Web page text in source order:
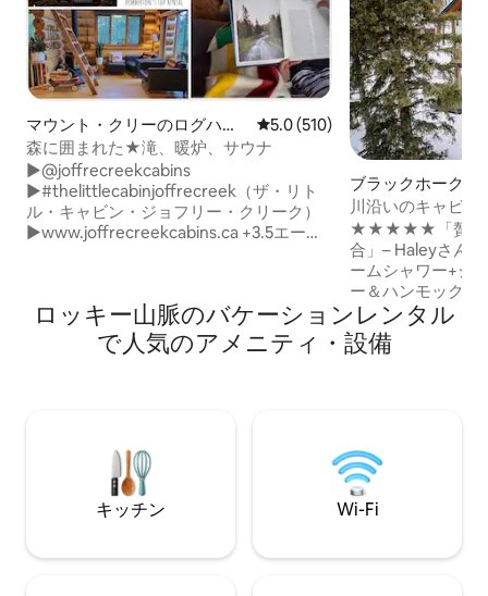
マウント・クリーのログハウ
ス
レビュー510件、5つ星中5.0つ
5.0 (510)
森に囲まれた★滝、暖炉、サウナ
►@joffrecreekcabins
►#thelittlecabinjoffrecreek（ザ・リト
ル・キャビン・ジョフリー・クリーク）
►www.joffrecreekcabins.ca +3.5エーカ
ンタル +屋内に薪ストーブ、屋外に薪・
ガスストーブ +杉のバレルサウナ +季節限
定のプランジプール +フルキッチン、セ
12分➔ジョフレ・レイクス 45分で➔ウィ
スラー 徒歩2分➔ジョフレ・クリーク
ブラックホークの
ス
川沿いのキャビン
台、スチームシャ
★★★★★「贅沢
合」– Haleyさん 💦スパバスルーム–スチ
ームシャワー+ジ
ー＆ハンモック –
いだり、木々の中
ろげます – 焚き火
ル、暖炉、床暖房
ト—山の町とアドベ
吸して、大切なも
ょう。♡「保存」
いキャビンでの滞
ロッキー山脈のバケーションレンタル
で人気のアメニティ・設備
キッチン Wi-Fi